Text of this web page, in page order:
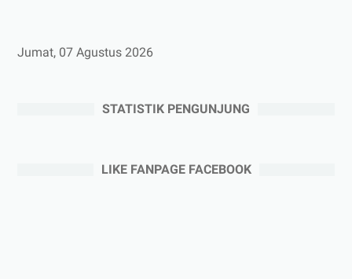
Jumat, 07 Agustus 2026
STATISTIK PENGUNJUNG
LIKE FANPAGE FACEBOOK